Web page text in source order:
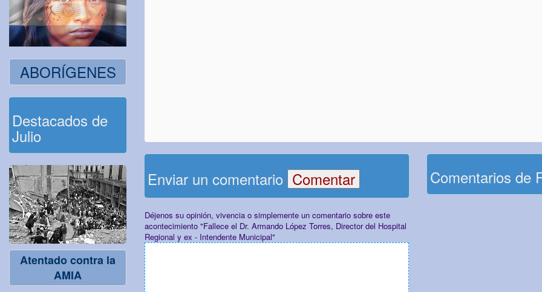
ABORÍGENES
Destacados de
Julio
Atentado contra la
AMIA
Enviar un comentario
Déjenos su opinión, vivencia o simplemente un comentario sobre este
acontecimiento "Fallece el Dr. Armando López Torres, Director del Hospital
Regional y ex - Intendente Municipal"
Comentarios de